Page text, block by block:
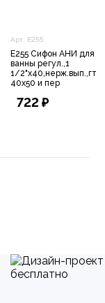
Арт. E255
E255 Сифон АНИ для
ванны регул.,1
1/2"х40,нерж.вып.,гт
40х50 и пер
722 ₽